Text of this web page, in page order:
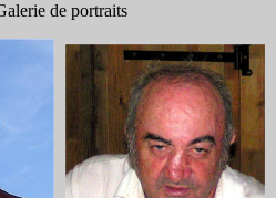
de portraits